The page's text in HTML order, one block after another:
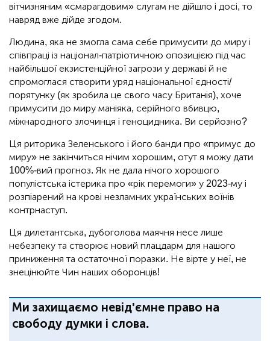
вітчизняним «смарагдовим» слугам не дійшло і досі, то
навряд вже дійде згодом.
Людина, яка не змогла сама себе примусити до миру і
співпраці із націонал-патріотичною опозицією під час
найбільшої екзистенційної загрози у державі й не
спромоглася створити уряд національної єдності/
порятунку (як зробила це свого часу Британія), хоче
примусити до миру маніяка, серійного вбивцю,
міжнародного злочинця і геноцидника. Ви серйозно?
Ця риторика Зеленського і його банди про «примус до
миру» не закінчиться нічим хорошим, отут я можу дати
100%-вий прогноз. Як не дала нічого хорошого
популістська істерика про «рік перемоги» у 2023-му і
розпіарений на крові незламних українських воїнів
контрнаступ.
Ця дилетантська, дубоголова маячня несе лише
небезпеку та створює новий плацдарм для нашого
приниження та остаточної поразки. Не вірте у неї, не
знецінюйте Чин наших оборонців!
Ми захищаємо невід'ємне право на
свободу думки і слова.